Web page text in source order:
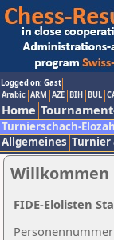
Logged on: Gast
Arabic ARM AZE BIH BUL
Home
Turnierschach-
Allgemeines Turnier
Willkommen
Personennummer
FIDE-Elolisten